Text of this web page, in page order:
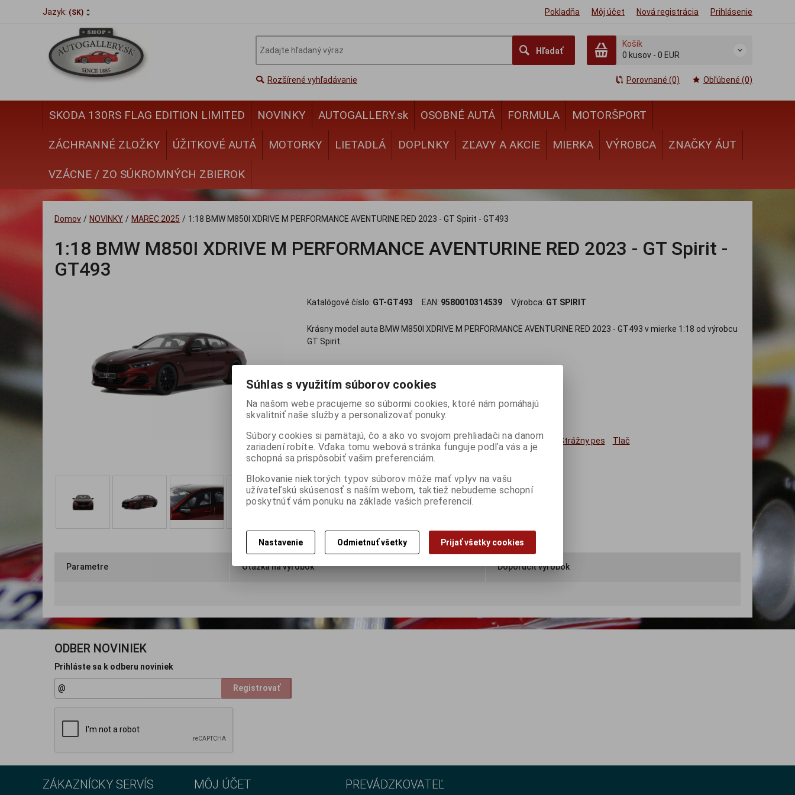
Jazyk: (SK) Pokladňa Môj účet Nová registrácia Prihlásenie
Hľadať
Košík
0 kusov - 0 EUR
Rozšírené vyhľadávanie Porovnané (0) Obľúbené (0)
SKODA 130RS FLAG EDITION LIMITED NOVINKY AUTOGALLERY.sk OSOBNÉ AUTÁ FORMULA MOTORŠPORT
ZÁCHRANNÉ ZLOŽKY ÚŽITKOVÉ AUTÁ MOTORKY LIETADLÁ DOPLNKY ZĽAVY A AKCIE MIERKA VÝROBCA ZNAČKY ÁUT
VZÁCNE / ZO SÚKROMNÝCH ZBIEROK
Domov / NOVINKY / MAREC 2025 / 1:18 BMW M850I XDRIVE M PERFORMANCE AVENTURINE RED 2023 - GT Spirit - GT493
1:18 BMW M850I XDRIVE M PERFORMANCE AVENTURINE RED 2023 - GT Spirit -
GT493
Katalógové číslo: GT-GT493 EAN: 9580010314539 Výrobca: GT SPIRIT
Krásny model auta BMW M850I XDRIVE M PERFORMANCE AVENTURINE RED 2023 - GT493 v mierke 1:18 od výrobcu
GT Spirit.
124,95 EUR


ks Pridať do košíka
Porovnať Pridať k oblúbeným Strážny pes Tlač
Skladom:3 ks ISBN:GT493
Parametre Otázka na výrobok Doporučiť výrobok
ODBER NOVINIEK
Prihláste sa k odberu noviniek
Registrovať
ZÁKAZNÍCKY SERVÍS MÔJ ÚČET PREVÁDZKOVATEĽ
Súhlas s využitím súborov cookies
Na našom webe pracujeme so súbormi cookies, ktoré nám pomáhajú
skvalitniť naše služby a personalizovať ponuky.
Súbory cookies si pamätajú, čo a ako vo svojom prehliadači na danom
zariadení robíte. Vďaka tomu webová stránka funguje podľa vás a je
schopná sa prispôsobiť vašim preferenciám.
Blokovanie niektorých typov súborov môže mať vplyv na vašu
užívateľskú skúsenosť s naším webom, taktiež nebudeme schopní
poskytnúť vám ponuku na základe vašich preferencií.
Nastavenie Odmietnuť všetky Prijať všetky cookies